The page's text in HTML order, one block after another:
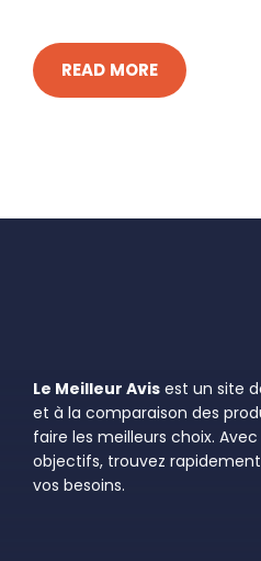
READ MORE
Le Meilleur Avis est un site
et à la comparaison des
faire les meilleurs choix.
objectifs, trouvez
vos besoins.